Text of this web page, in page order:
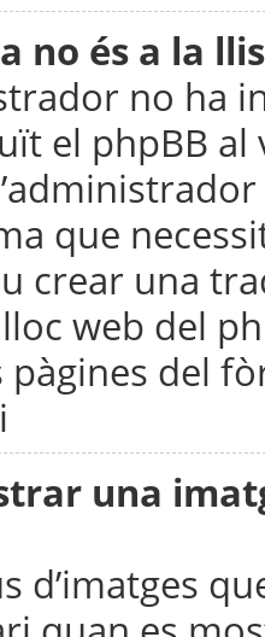
no és a la
no ha
el phpBB
que
crear una
web del
del
una
d’imatges